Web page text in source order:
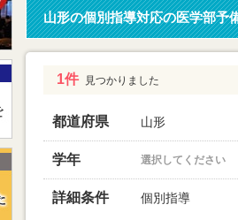
山形の個別指導対応の医学部予
1件 見つかりました
都道府県 山形
学年 選択してください
詳細条件 個別指導